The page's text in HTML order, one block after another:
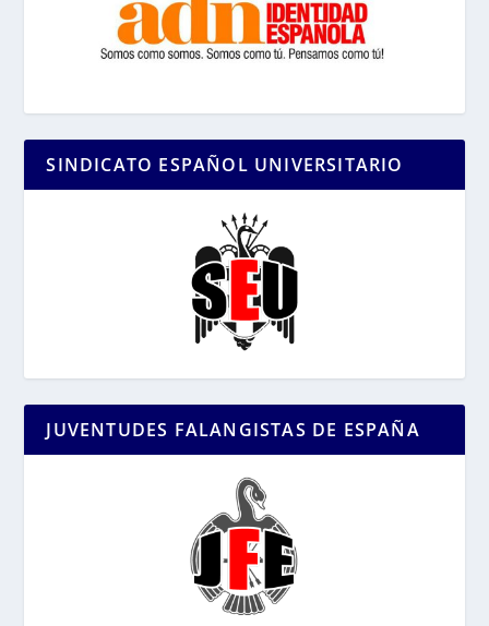
SINDICATO ESPAÑOL UNIVERSITARIO
JUVENTUDES FALANGISTAS DE ESPAÑA